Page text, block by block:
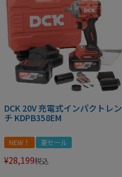
DCK 20V 充電式インパクトレン
チ KDPB358EM
NEW！ 夏セール
¥28,199税込